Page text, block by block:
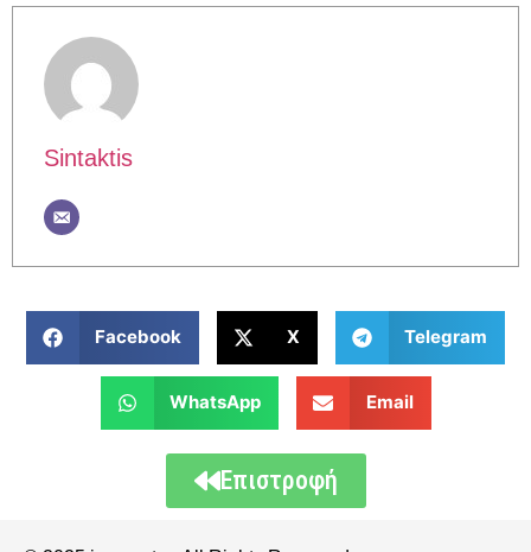
Sintaktis
Facebook X Telegram
WhatsApp Email
Επιστροφή